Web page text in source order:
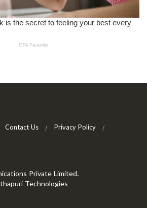
Contact Us
Privacy Policy
Private Limited.
Technologies